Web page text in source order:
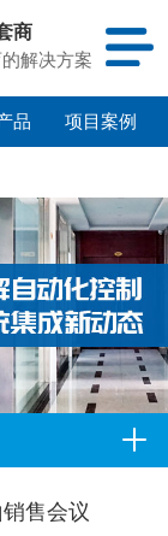
商
解决方案
品 项目案例
售会议